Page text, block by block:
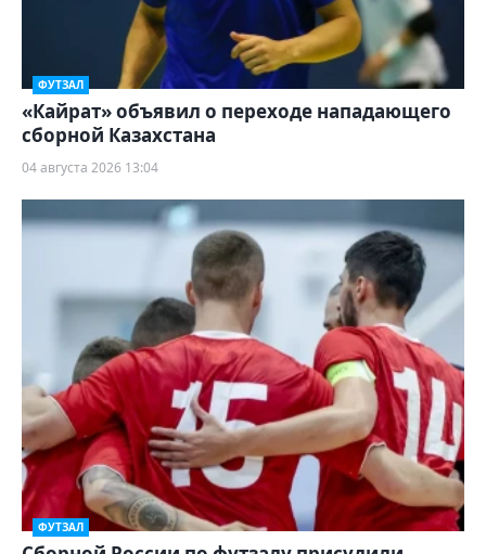
ФУТЗАЛ
«Кайрат» объявил о переходе нападающего
сборной Казахстана
04 августа 2026 13:04
ФУТЗАЛ